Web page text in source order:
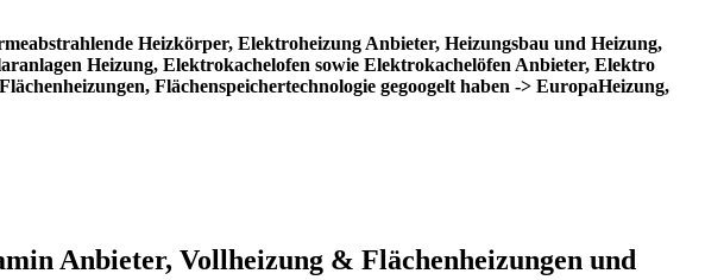
Heizkörper, Elektroheizung Anbieter, Heizungsbau und Heizung,
Heizung, Elektrokachelofen sowie Elektrokachelöfen Anbieter, Elektro
Flächenspeichertechnologie gegoogelt haben -> EuropaHeizung,
Anbieter, Vollheizung & Flächenheizungen und